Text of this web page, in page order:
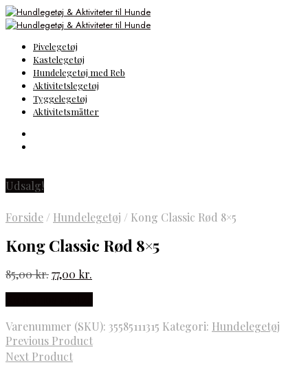
Pivelegetøj
Kastelegetøj
Hundelegetøj med Reb
Aktivitetslegetøj
Tyggelegetøj
Aktivitetsmåtter
Udsalg!
Forside / Hundelegetøj / Kong Classic Rød 8×5
Kong Classic Rød 8×5
85,00kr.Den
85,00 kr..
77,00 kr.
77,00 kr..
Varenummer (SKU): 35585111315 Kategori: Hundelegetøj
Previous Product
Next Product